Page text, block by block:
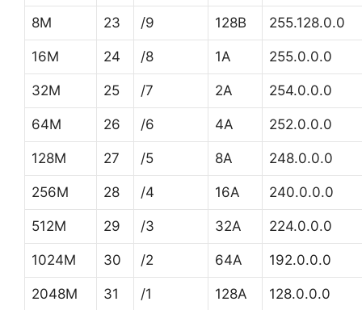
8M 23 /9 128B 255.128.0.0
16M 24 /8 1A 255.0.0.0
32M 25 /7 2A 254.0.0.0
64M 26 /6 4A 252.0.0.0
128M 27 /5 8A 248.0.0.0
256M 28 /4 16A 240.0.0.0
512M 29 /3 32A 224.0.0.0
1024M 30 /2 64A 192.0.0.0
2048M 31 /1 128A 128.0.0.0